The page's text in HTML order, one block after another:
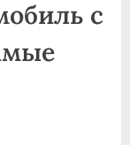
с